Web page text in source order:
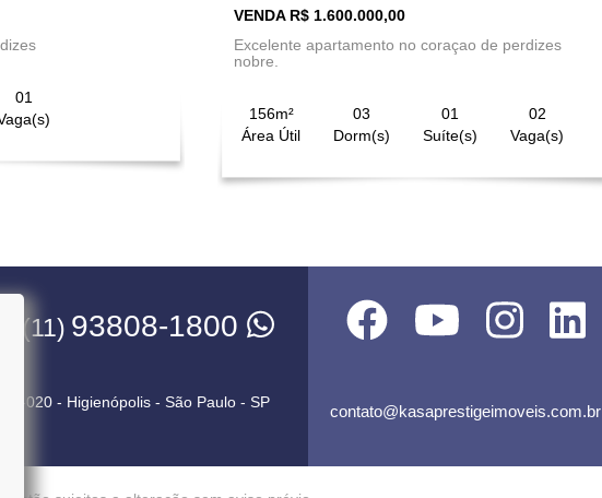
01
VENDA R$ 1.600.000,00
Excelente apartamento no coraçao de perdizes
nobre.
156m²
Área Útil
03
Dorm(s)
01
Suíte(s)
02
Vaga(s)
(11) 93808-1800
020 - Higienópolis - São Paulo - SP
contato@kasaprestigeimoveis.com.br